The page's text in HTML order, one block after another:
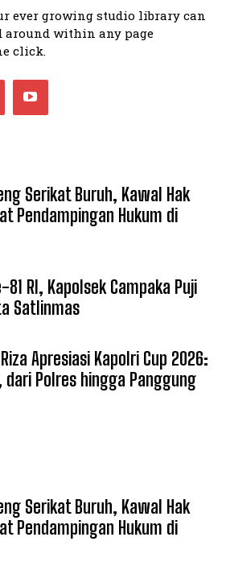
ever growing studio library can
around within any page
click.
Serikat Buruh, Kawal Hak
Pendampingan Hukum di
81 RI, Kapolsek Campaka Puji
Satlinmas
Apresiasi Kapolri Cup 2026:
dari Polres hingga Panggung
Serikat Buruh, Kawal Hak
Pendampingan Hukum di